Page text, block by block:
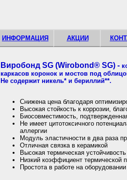
ИНФОРМАЦИЯ АКЦИИ
Виробонд SG (Wirobond® SG) -
каркасов коронок и мостов под
Не содержит никель* и бериллий**.
Снижена цена благодаря
Высокая стойкость к коррозии,
Биосовместимость,
Не имеет цитотоксичного
аллергии
Модуль эластичности в два раза
Отличная связка в керамикой
Высокая термическая устойчивость
Низкий коэффициент термической
Простота в работе на